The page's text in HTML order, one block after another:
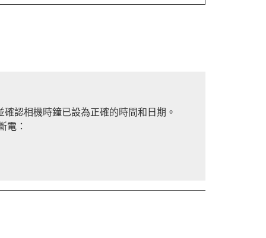
確認相機時鐘已設為正確的時間和日期。
電：